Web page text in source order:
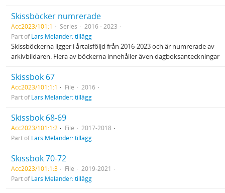
Skissböcker numrerade
Acc2023/101:1 Series
2016 - 2023
Part ofLars Melander: tillägg
Skissböckerna ligger i årtalsföljd från 2016-2023 och är numrerade av
arkivbildaren. Flera av böckerna innehåller även dagboksanteckningar
Skissbok 67
Acc2023/101:1:1 File
2016
Part ofLars Melander: tillägg
Skissbok 68-69
Acc2023/101:1:2 File
2017-2018
Part ofLars Melander: tillägg
Skissbok 70-72
Acc2023/101:1:3 File
2019-2021
Part ofLars Melander: tillägg